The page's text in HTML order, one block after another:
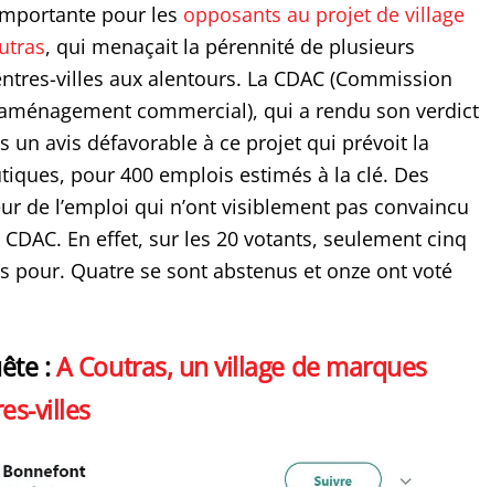
pour les opposants au projet de village
, qui menaçait la pérennité de plusieurs
villes aux alentours. La CDAC (Commission
commercial), qui a rendu son verdict
un avis défavorable à ce projet qui prévoit la
pour 400 emplois estimés à la clé. Des
de l’emploi qui n’ont visiblement pas convaincu
En effet, sur les 20 votants, seulement cinq
pour. Quatre se sont abstenus et onze ont voté
:A Coutras, un village de marques
villes